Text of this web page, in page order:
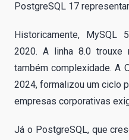
PostgreSQL 17
Historicamente, MySQL
2020. A linha 8.0 trouxe
também complexidade. A
2024, formalizou um ciclo
empresas corporativas
Já o PostgreSQL, que